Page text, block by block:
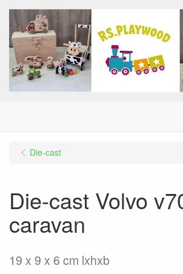
Die-cast
Die-cast Volvo
caravan
19 x 9 x 6 cm lxhxb